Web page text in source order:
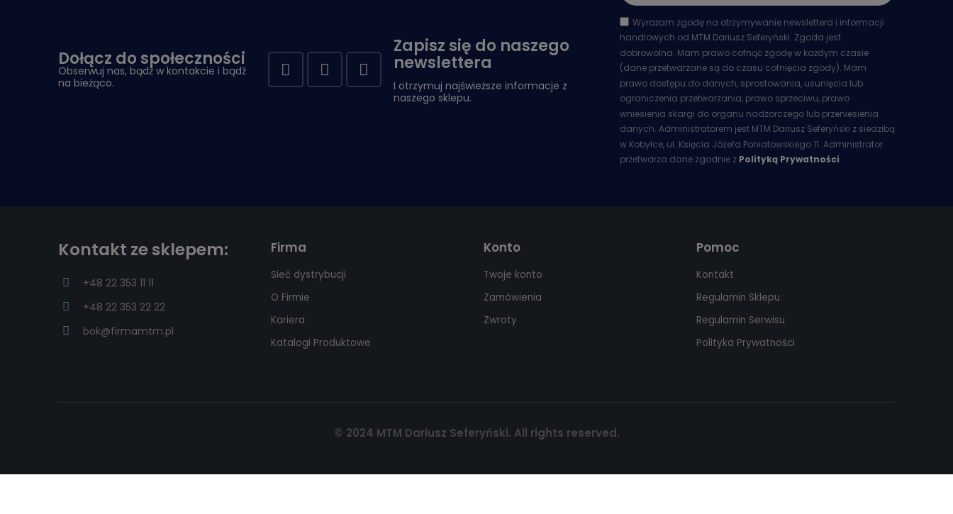
Dołącz do społeczności
Obserwuj nas, bądź w kontakcie i bądź
na bieżąco.
Zapisz się do naszego
newslettera
I otrzymuj najświeższe informacje z
naszego sklepu.
Wyrażam zgodę na otrzymywanie newslettera i informacji
handlowych od MTM Dariusz Seferyński. Zgoda jest
dobrowolna. Mam prawo cofnąć zgodę w każdym czasie
(dane przetwarzane są do czasu cofnięcia zgody). Mam
prawo dostępu do danych, sprostowania, usunięcia lub
ograniczenia przetwarzania, prawo sprzeciwu, prawo
wniesienia skargi do organu nadzorczego lub przeniesienia
danych. Administratorem jest MTM Dariusz Seferyński z siedzibą
w Kobyłce, ul. Księcia Józefa Poniatowskiego 11. Administrator
przetwarza dane zgodnie z Polityką Prywatności
Kontakt ze sklepem:
+48 22 353 11 11
+48 22 353 22 22
bok@firmamtm.pl
Firma
Sieć dystrybucji
O Firmie
Kariera
Katalogi Produktowe
Konto
Twoje konto
Zamówienia
Zwroty
Pomoc
Kontakt
Regulamin Sklepu
Regulamin Serwisu
Polityka Prywatności
© 2024 MTM Dariusz Seferyński. All rights reserved.